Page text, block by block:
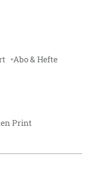
Abo & Hefte
Print